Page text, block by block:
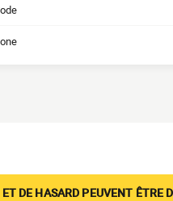
DE HASARD PEUVENT